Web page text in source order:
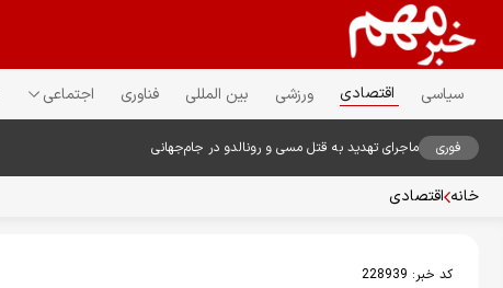
سیاسی اقتصادی ورزشی بین المللی فناوری اجتماعی
فوری ماجرای تهدید به قتل مسی و رونالدو در جام‌جهانی
خانه اقتصادی
کد خبر: 228939